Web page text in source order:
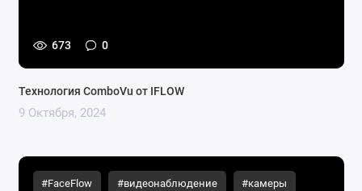
673 0
Технология ComboVu от IFLOW
9 Октября, 2024
#FaceFlow #видеонаблюдение #камеры